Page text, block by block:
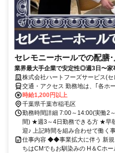
セレモニーホールでの配膳
業界最大手企業で安定性◎週3日〜家
株式会社ハートフーズサービス(
交通・アクセス 勤務地は、｢各ホ
駅近現場多数
時給1,200円以上
千葉県千葉市稲毛区
勤務時間詳細 7:00～14:00(実働2
間) ★週3～4日勤務できる方 ★早
迎♪ 上記時間を組み合わせて働く
仕事内容 ◆◆事業拡大に伴う 新
ちはCMでもお馴染みの H＆Cホ